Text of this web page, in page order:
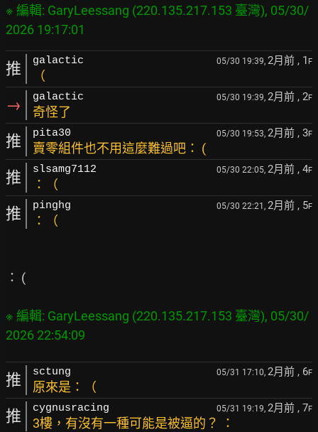
※ 編輯: GaryLeessang (220.135.217.153 臺灣), 05/30/
推 galactic 05/30 19:39, 2月前 , 1 F
（
→ galactic 05/30 19:39, 2月前 , 2F
奇怪了
推 pita30 05/30 19:53, 2月前 , 3F
賣零組件也不用這麼難過吧： (
推 slsamg7112 05/30 22:05, 2月前 , 4F
：（
推 pinghg 05/30 22:21, 2月前 , 5F
：（
： (
※ 編輯: GaryLeessang (220.135.217.153 臺灣), 05/30/
推 sctung 05/31 17:10, 2月前 , 6F
原來是：（
推 cygnusracing 05/31 19:19, 2月前 , 7F
3樓，有沒有一種可能是被逼的？ ：